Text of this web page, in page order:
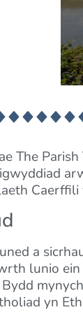
The
a
lunio
yn